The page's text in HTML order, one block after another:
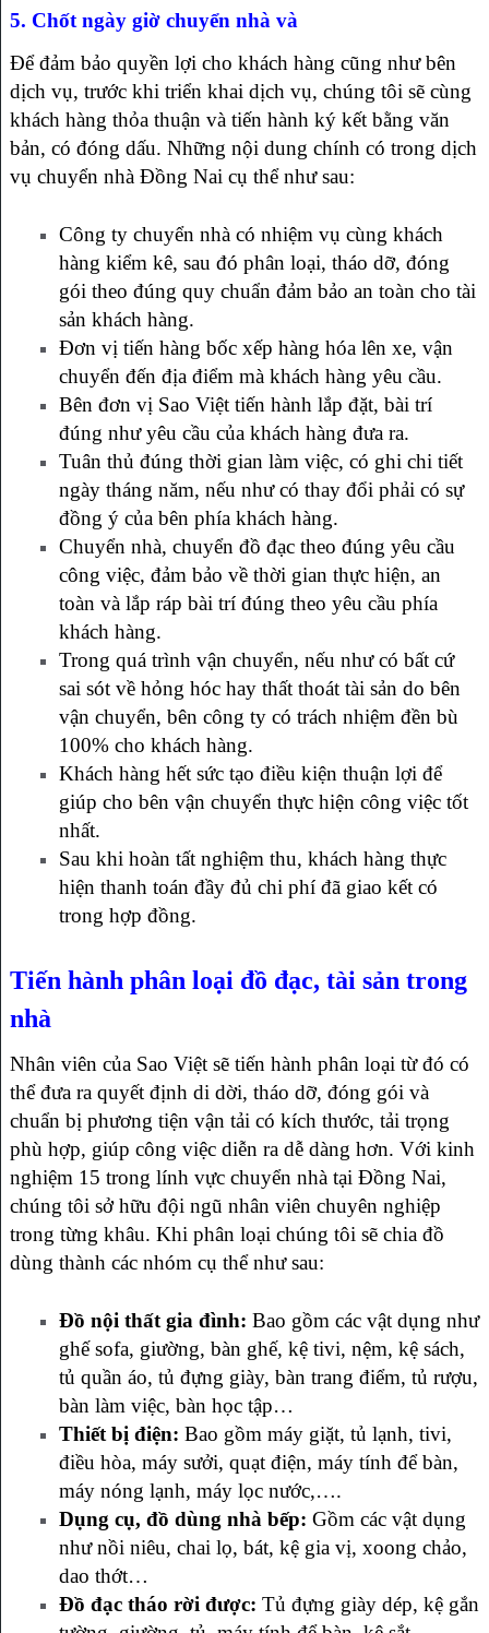
5. Chốt ngày giờ chuyển nhà và
Để đảm bảo quyền lợi cho khách hàng cũng như bên
dịch vụ, trước khi triển khai dịch vụ, chúng tôi sẽ cùng
khách hàng thỏa thuận và tiến hành ký kết bằng văn
bản, có đóng dấu. Những nội dung chính có trong dịch
vụ chuyển nhà Đồng Nai cụ thể như sau:
Công ty chuyển nhà có nhiệm vụ cùng khách
hàng kiểm kê, sau đó phân loại, tháo dỡ, đóng
gói theo đúng quy chuẩn đảm bảo an toàn cho tài
sản khách hàng.
Đơn vị tiến hàng bốc xếp hàng hóa lên xe, vận
chuyển đến địa điểm mà khách hàng yêu cầu.
Bên đơn vị Sao Việt tiến hành lắp đặt, bài trí
đúng như yêu cầu của khách hàng đưa ra.
Tuân thủ đúng thời gian làm việc, có ghi chi tiết
ngày tháng năm, nếu như có thay đổi phải có sự
đồng ý của bên phía khách hàng.
Chuyển nhà, chuyển đồ đạc theo đúng yêu cầu
công việc, đảm bảo về thời gian thực hiện, an
toàn và lắp ráp bài trí đúng theo yêu cầu phía
khách hàng.
Trong quá trình vận chuyển, nếu như có bất cứ
sai sót về hỏng hóc hay thất thoát tài sản do bên
vận chuyển, bên công ty có trách nhiệm đền bù
100% cho khách hàng.
Khách hàng hết sức tạo điều kiện thuận lợi để
giúp cho bên vận chuyển thực hiện công việc tốt
nhất.
Sau khi hoàn tất nghiệm thu, khách hàng thực
hiện thanh toán đầy đủ chi phí đã giao kết có
trong hợp đồng.
Tiến hành phân loại đồ đạc, tài sản trong
nhà
Nhân viên của Sao Việt sẽ tiến hành phân loại từ đó có
thể đưa ra quyết định di dời, tháo dỡ, đóng gói và
chuẩn bị phương tiện vận tải có kích thước, tải trọng
phù hợp, giúp công việc diễn ra dễ dàng hơn. Với kinh
nghiệm 15 trong lính vực chuyển nhà tại Đồng Nai,
chúng tôi sở hữu đội ngũ nhân viên chuyên nghiệp
trong từng khâu. Khi phân loại chúng tôi sẽ chia đồ
dùng thành các nhóm cụ thể như sau:
Đồ nội thất gia đình: Bao gồm các vật dụng như
ghế sofa, giường, bàn ghế, kệ tivi, nệm, kệ sách,
tủ quần áo, tủ đựng giày, bàn trang điểm, tủ rượu,
bàn làm việc, bàn học tập…
Thiết bị điện: Bao gồm máy giặt, tủ lạnh, tivi,
điều hòa, máy sưởi, quạt điện, máy tính để bàn,
máy nóng lạnh, máy lọc nước,….
Dụng cụ, đồ dùng nhà bếp: Gồm các vật dụng
như nồi niêu, chai lọ, bát, kệ gia vị, xoong chảo,
dao thớt…
Đồ đạc tháo rời được: Tủ đựng giày dép, kệ gắn